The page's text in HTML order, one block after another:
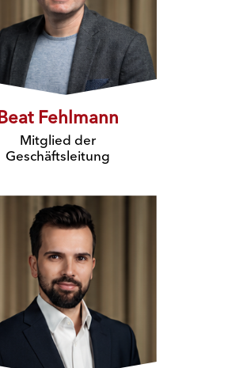
Beat Fehlmann
Mitglied der
Geschäftsleitung